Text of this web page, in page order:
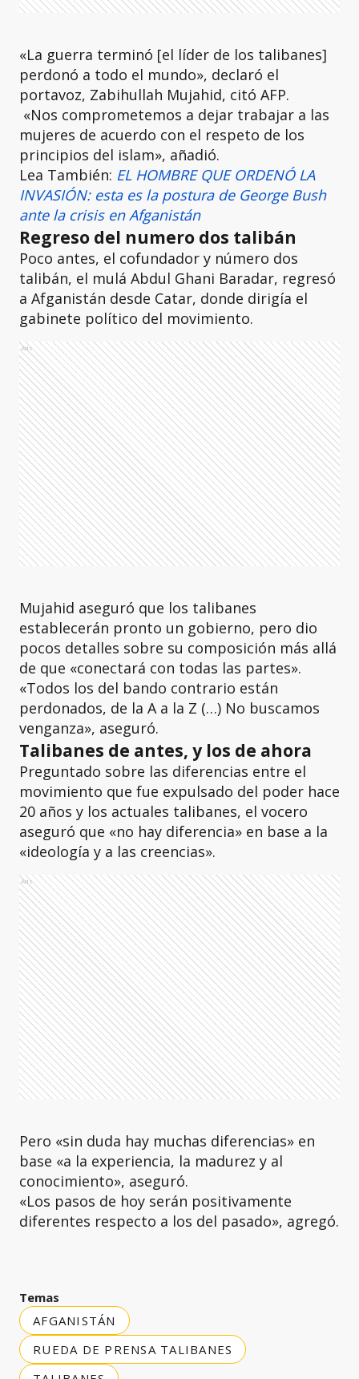
«La guerra terminó [el líder de los talibanes]
perdonó a todo el mundo», declaró el
portavoz, Zabihullah Mujahid, citó AFP.
«Nos comprometemos a dejar trabajar a las
mujeres de acuerdo con el respeto de los
principios del islam», añadió.
Lea También: EL HOMBRE QUE ORDENÓ LA
INVASIÓN: esta es la postura de George Bush
ante la crisis en Afganistán
Regreso del numero dos talibán
Poco antes, el cofundador y número dos
talibán, el mulá Abdul Ghani Baradar, regresó
a Afganistán desde Catar, donde dirigía el
gabinete político del movimiento.
Ads
Mujahid aseguró que los talibanes
establecerán pronto un gobierno, pero dio
pocos detalles sobre su composición más allá
de que «conectará con todas las partes».
«Todos los del bando contrario están
perdonados, de la A a la Z (…) No buscamos
venganza», aseguró.
Talibanes de antes, y los de ahora
Preguntado sobre las diferencias entre el
movimiento que fue expulsado del poder hace
20 años y los actuales talibanes, el vocero
aseguró que «no hay diferencia» en base a la
«ideología y a las creencias».
Ads
Pero «sin duda hay muchas diferencias» en
base «a la experiencia, la madurez y al
conocimiento», aseguró.
«Los pasos de hoy serán positivamente
diferentes respecto a los del pasado», agregó.
Temas
AFGANISTÁN
RUEDA DE PRENSA TALIBANES